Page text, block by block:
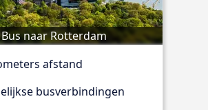
Bus naar Rotterdam
afstand
busverbindingen